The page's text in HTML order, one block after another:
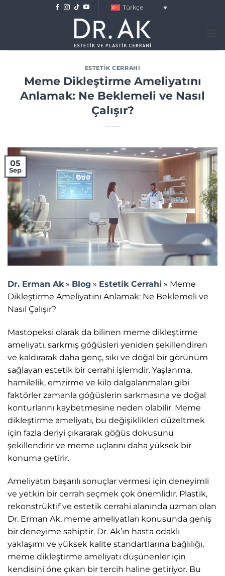
Türkçe
ESTETIK CERRAHI
Meme Dikleştirme Ameliyatını
Anlamak: Ne Beklemeli ve Nasıl
Çalışır?
05
Sep
Dr. Erman Ak» Blog » Estetik Cerrahi » Meme
Dikleştirme Ameliyatını Anlamak: Ne Beklemeli ve
Nasıl Çalışır?
Mastopeksi olarak da bilinen meme dikleştirme
ameliyatı, sarkmış göğüsleri yeniden şekillendiren
ve kaldırarak daha genç, sıkı ve doğal bir görünüm
sağlayan estetik bir cerrahi işlemdir. Yaşlanma,
hamilelik, emzirme ve kilo dalgalanmaları gibi
faktörler zamanla göğüslerin sarkmasına ve doğal
konturlarını kaybetmesine neden olabilir. Meme
dikleştirme ameliyatı, bu değişiklikleri düzeltmek
için fazla deriyi çıkararak göğüs dokusunu
şekillendirir ve meme uçlarını daha yüksek bir
konuma getirir.
Ameliyatın başarılı sonuçlar vermesi için deneyimli
ve yetkin bir cerrah seçmek çok önemlidir. Plastik,
rekonstrüktif ve estetik cerrahi alanında uzman olan
Dr. Erman Ak, meme ameliyatları konusunda geniş
bir deneyime sahiptir. Dr. Ak’ın hasta odaklı
yaklaşımı ve yüksek kalite standartlarına bağlılığı,
meme dikleştirme ameliyatı düşünenler için
kendisini öne çıkan bir tercih haline getiriyor. Bu